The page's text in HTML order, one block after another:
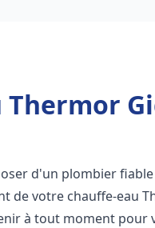
d'un plombier
de votre chauffe-eau
à tout moment pour